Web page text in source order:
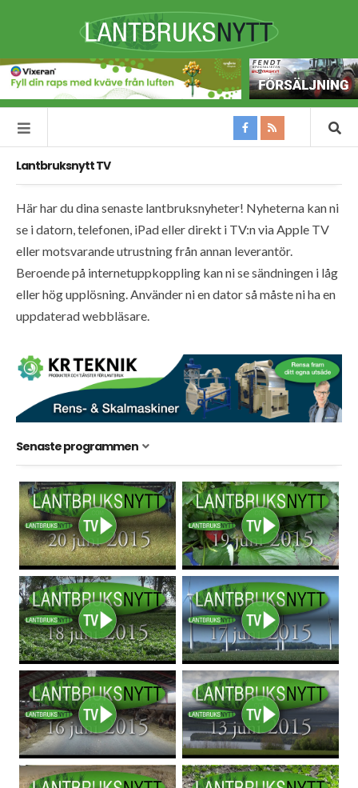
Lantbruksnytt TV
Här har du dina senaste lantbruksnyheter! Nyheterna kan ni
se i datorn, telefonen, iPad eller direkt i TV:n via Apple TV
eller motsvarande utrustning från annan leverantör.
Beroende på internetuppkoppling kan ni se sändningen i låg
eller hög upplösning. Använder ni en dator så måste ni ha en
uppdaterad webbläsare.
Senaste programmen